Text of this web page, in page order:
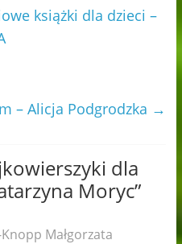
książki dla dzieci –
– Alicja Podgrodzka →
dla
Moryc”
Małgorzata